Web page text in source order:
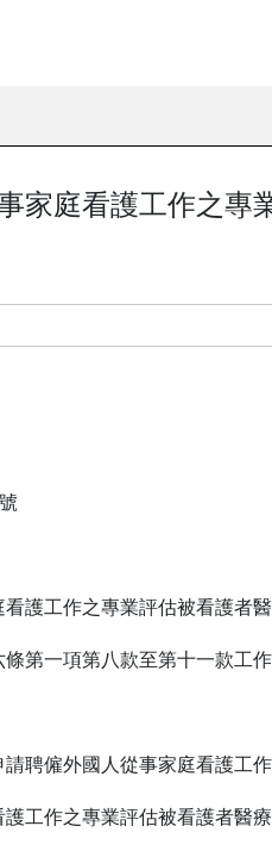
家庭看護工作之專
護工作之專業評估被看護者
第一項第八款至第十一款工
聘僱外國人從事家庭看護工
工作之專業評估被看護者醫